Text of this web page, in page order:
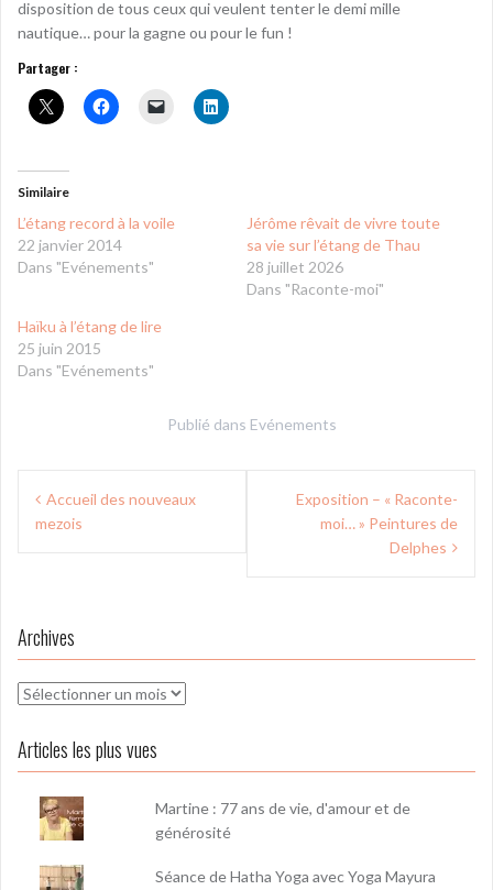
disposition de tous ceux qui veulent tenter le demi mille
nautique… pour la gagne ou pour le fun !
Partager :
Similaire
L’étang record à la voile
22 janvier 2014
Dans "Evénements"
Jérôme rêvait de vivre toute
sa vie sur l’étang de Thau
28 juillet 2026
Dans "Raconte-moi"
Haïku à l’étang de lire
25 juin 2015
Dans "Evénements"
Publié dans Evénements
Navigation
deAccueil des nouveaux
mezois
Exposition – « Raconte-
moi… » Peintures de
Delphes
Archives
Archives
Articles les plus vues
Martine : 77 ans de vie, d'amour et de
générosité
Séance de Hatha Yoga avec Yoga Mayura